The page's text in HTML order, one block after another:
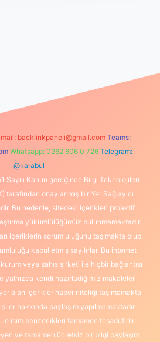
backlinkpaneli@gmail.com Teams:
Whatsapp: 0262 606 0 726 Telegram:
@karabul
Sayılı Kanun gereğince Bilgi Teknolojileri
tarafından onaylanmış bir Yer Sağlayıcı
Bu nedenle, sitedeki içerikleri proaktif
yükümlülüğümüz bulunmamaktadır.
içeriklerin sorumluluğunu taşımakta olup,
kabul etmiş sayılırlar. Bu internet
veya şahıs şirketi ile hiçbir bağlantısı
yalnızca kendi hazırladığımız makaleler
alan içerikler haber niteliği taşımamakta
hakkında paylaşım yapılmamaktadır.
isim benzerlikleri tamamen tesadüfidir.
ve tamamen ücretsiz bir bilgi paylaşım